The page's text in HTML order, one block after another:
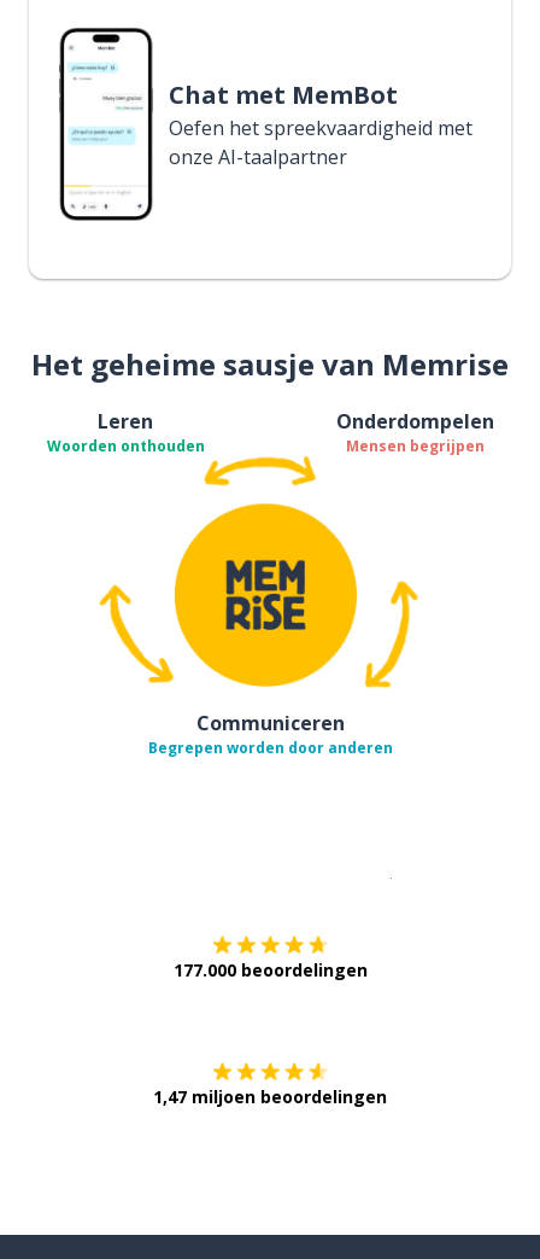
Chat met MemBot
Oefen het spreekvaardigheid met
onze AI-taalpartner
Het geheime sausje van Memrise
Leren
Woorden onthouden
Onderdompelen
Mensen begrijpen
Communiceren
Begrepen worden door anderen
177.000 beoordelingen
1,47 miljoen beoordelingen